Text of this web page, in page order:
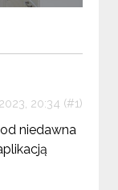
20:34
niedawna